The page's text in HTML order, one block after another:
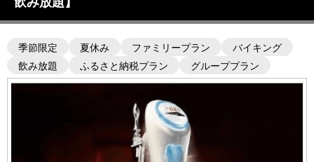
季節限定 夏休み ファミリープラン
バイキング
飲み放題
ふるさと納税プラン グループプラン